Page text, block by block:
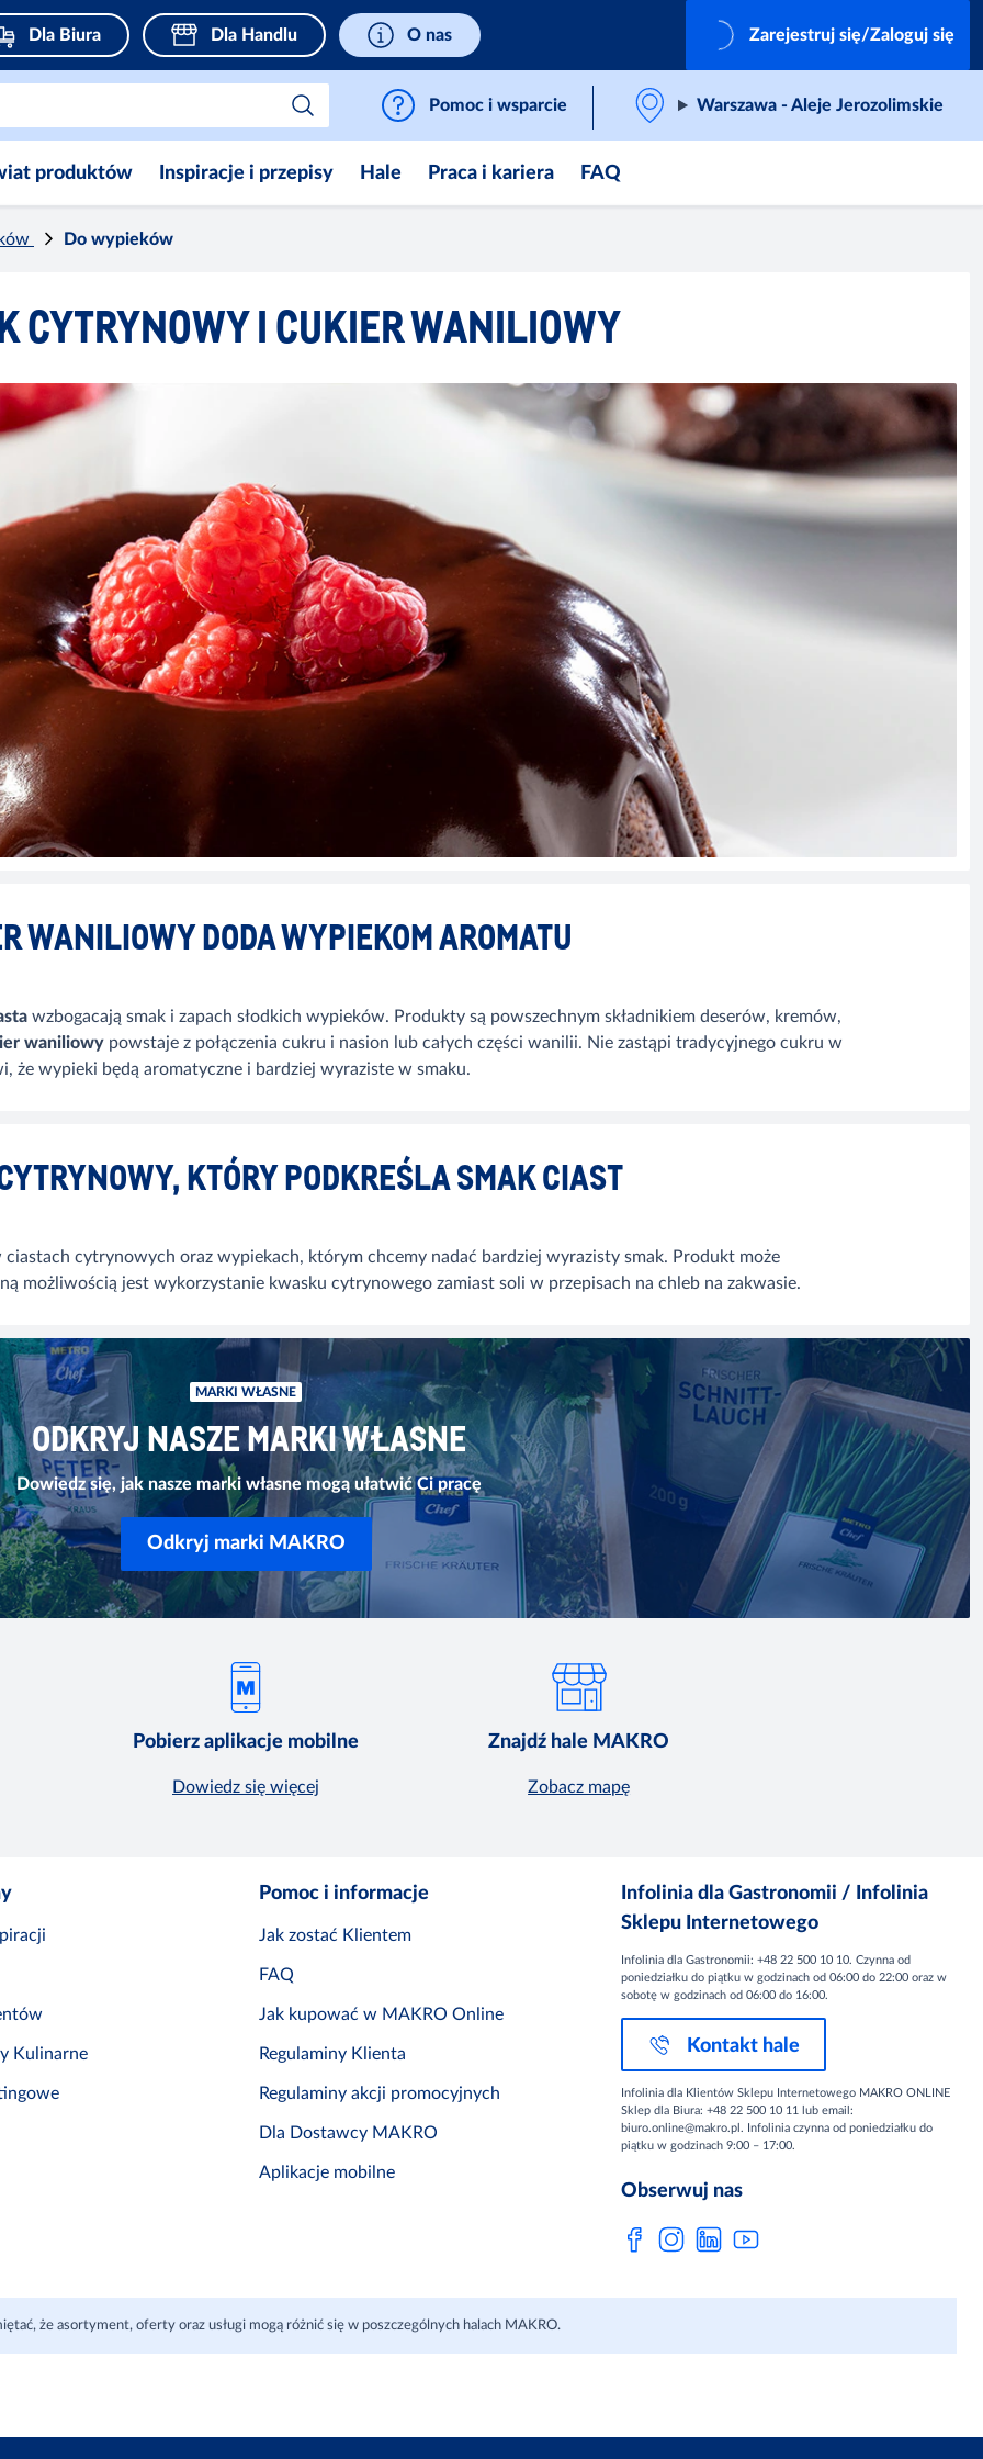
Dla Biura Dla Handlu O nas Zarejestruj się/Zaloguj się
Pomoc i wsparcie Warszawa - Aleje Jerozolimskie
produktów Inspiracje i przepisy Hale Praca i kariera FAQ
Do wypieków
CYTRYNOWY I CUKIER WANILIOWY
WANILIOWY DODA WYPIEKOM AROMATU
wzbogacają smak i zapach słodkich wypieków. Produkty są powszechnym składnikiem deserów, kremów,
waniliowy powstaje z połączenia cukru i nasion lub całych części wanilii. Nie zastąpi tradycyjnego cukru w
że wypieki będą aromatyczne i bardziej wyraziste w smaku.
KTÓRY PODKREŚLA SMAK CIAST
cytrynowych oraz wypiekach, którym chcemy nadać bardziej wyrazisty smak. Produkt może
możliwością jest wykorzystanie kwasku cytrynowego zamiast soli w przepisach na chleb na zakwasie.
MARKI WŁASNE
ODKRYJ NASZE MARKI WŁASNE
Dowiedz się, jak nasze marki własne mogą ułatwić Ci pracę
Odkryj marki MAKRO
Pobierz aplikacje mobilne
Dowiedz się więcej
Znajdź hale MAKRO
Zobacz mapę
Kulinarne
Pomoc i informacje
Jak zostać Klientem
FAQ
Jak kupować w MAKRO Online
Regulaminy Klienta
Regulaminy akcji promocyjnych
Dla Dostawcy MAKRO
Aplikacje mobilne
Infolinia dla Gastronomii / Infolinia
Sklepu Internetowego
Infolinia dla Gastronomii: +48 22 500 10 10. Czynna od
poniedziałku do piątku w godzinach od 06:00 do 22:00 oraz w
sobotę w godzinach od 06:00 do 16:00.
Kontakt hale
Infolinia dla Klientów Sklepu Internetowego MAKRO ONLINE
Sklep dla Biura: +48 22 500 10 11 lub email:
biuro.online@makro.pl. Infolinia czynna od poniedziałku do
piątku w godzinach 9:00 – 17:00.
Obserwuj nas
że asortyment, oferty oraz usługi mogą różnić się w poszczególnych halach MAKRO.